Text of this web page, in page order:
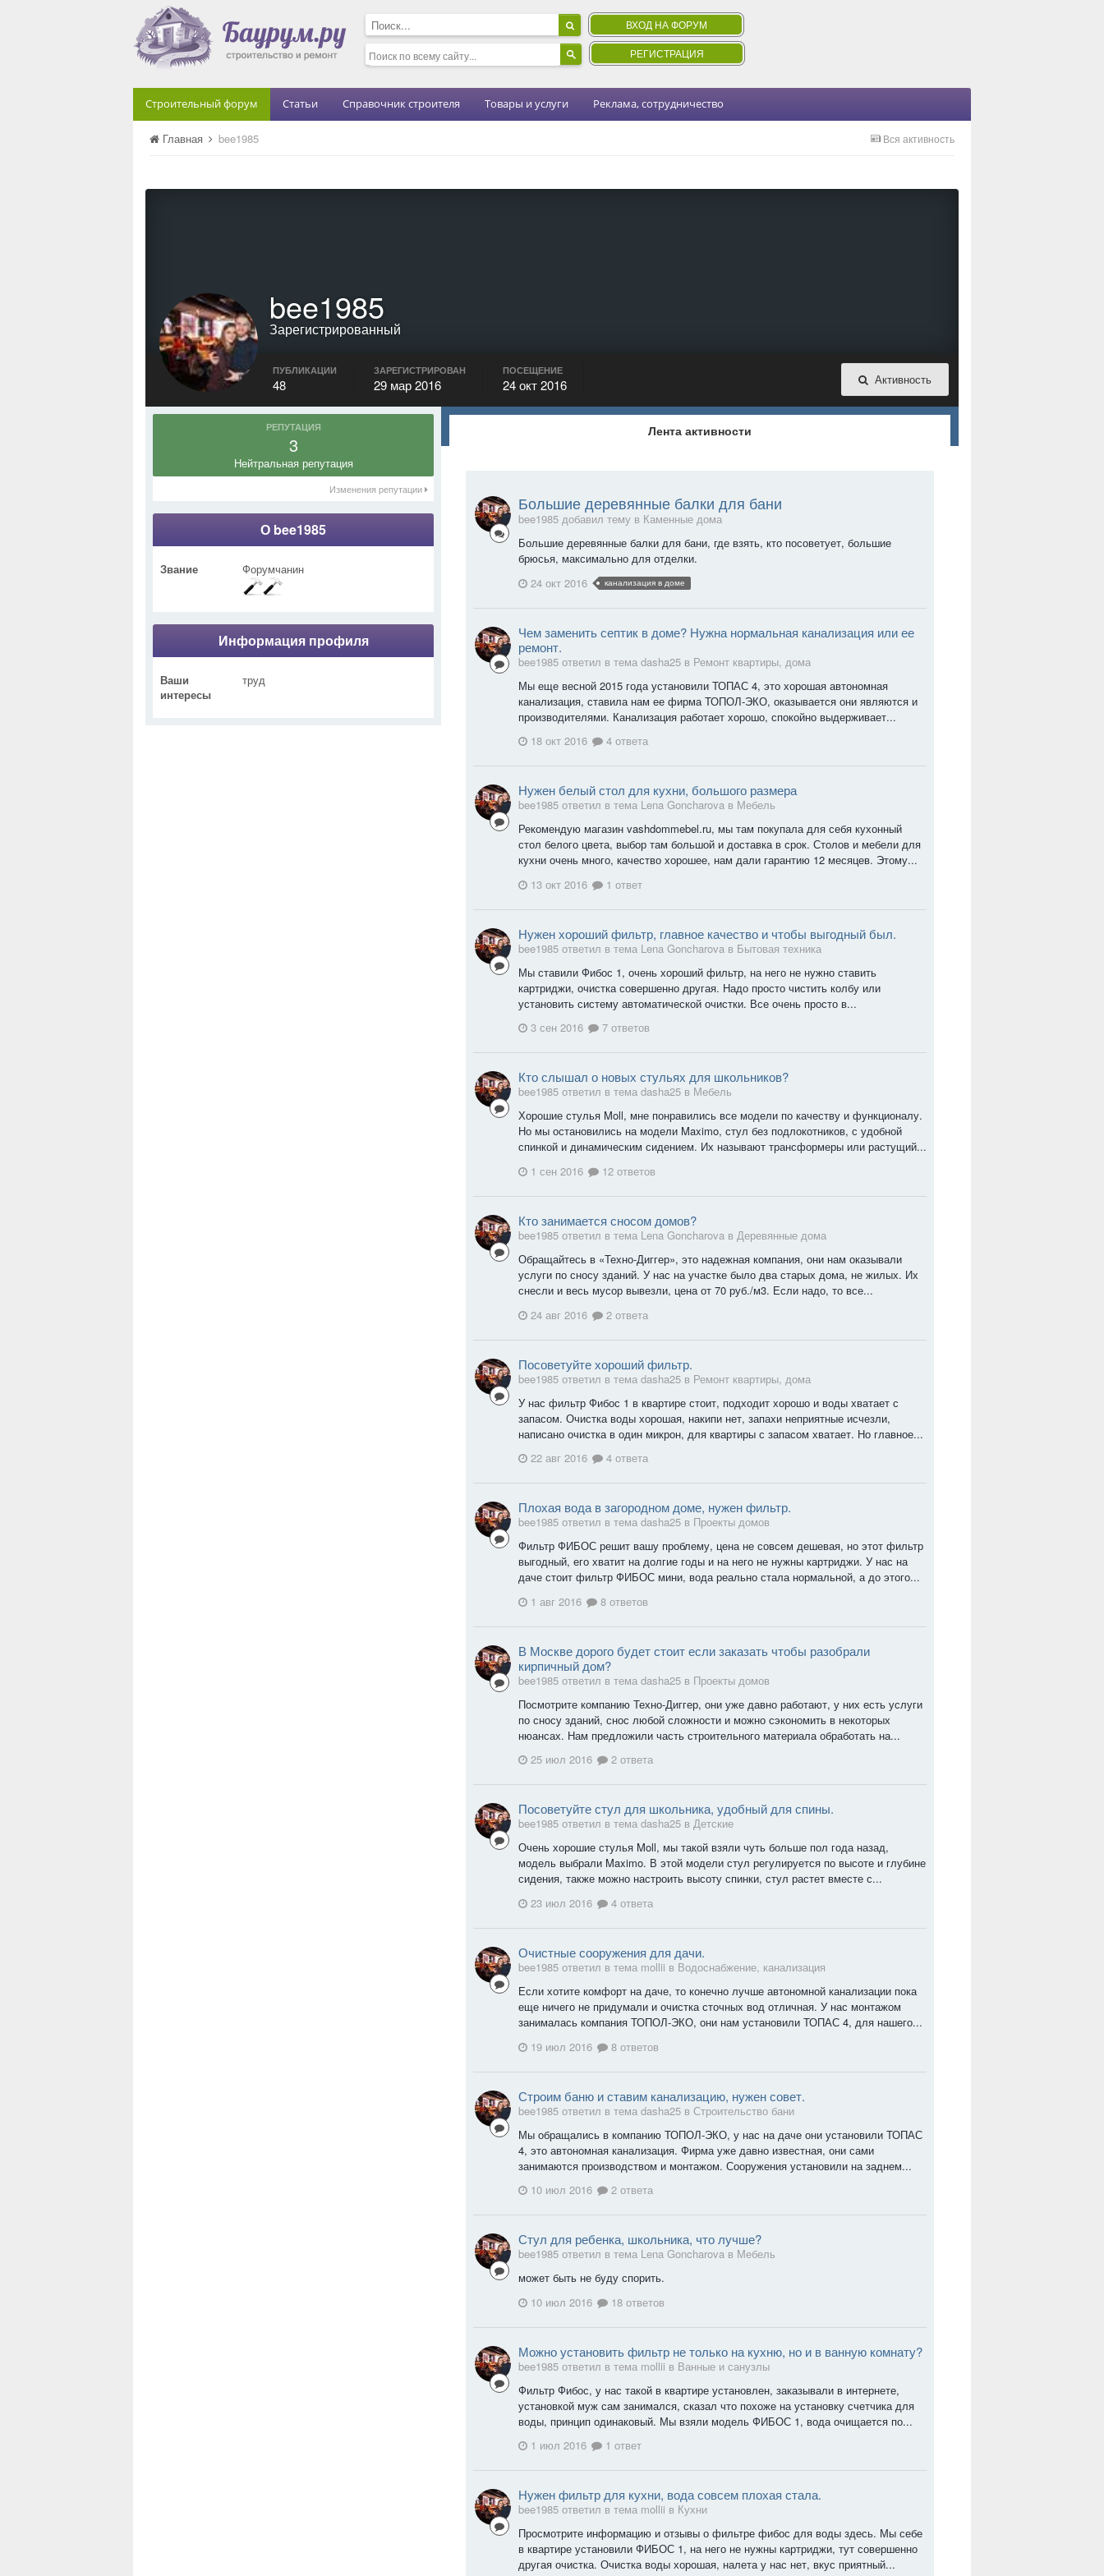
ВХОД НА ФОРУМ
РЕГИСТРАЦИЯ
Строительный форум Статьи Справочник строителя Товары и услуги Реклама, сотрудничество
Вся активность
Главная bee1985
bee1985
Зарегистрированный
Активность
ПУБЛИКАЦИИ
48
ЗАРЕГИСТРИРОВАН
29 мар 2016
ПОСЕЩЕНИЕ
24 окт 2016
РЕПУТАЦИЯ
3
Нейтральная репутация
Изменения репутации
О bee1985
Звание Форумчанин
Информация профиля
Ваши
интересы
труд
Лента активности
Большие деревянные балки для бани
bee1985 добавил тему в Каменные дома
Большие деревянные балки для бани, где взять, кто посоветует, большие
брюсья, максимально для отделки.
24 окт 2016
канализация в доме
Чем заменить септик в доме? Нужна нормальная канализация или ее
ремонт.
bee1985 ответил в тема dasha25 в Ремонт квартиры, дома
Мы еще весной 2015 года установили ТОПАС 4, это хорошая автономная
канализация, ставила нам ее фирма ТОПОЛ-ЭКО, оказывается они являются и
производителями. Канализация работает хорошо, спокойно выдерживает...
18 окт 2016
4 ответа
Нужен белый стол для кухни, большого размера
bee1985 ответил в тема Lena Goncharova в Мебель
Рекомендую магазин vashdommebel.ru, мы там покупала для себя кухонный
стол белого цвета, выбор там большой и доставка в срок. Столов и мебели для
кухни очень много, качество хорошее, нам дали гарантию 12 месяцев. Этому...
13 окт 2016
1 ответ
Нужен хороший фильтр, главное качество и чтобы выгодный был.
bee1985 ответил в тема Lena Goncharova в Бытовая техника
Мы ставили Фибос 1, очень хороший фильтр, на него не нужно ставить
картриджи, очистка совершенно другая. Надо просто чистить колбу или
установить систему автоматической очистки. Все очень просто в...
3 сен 2016
7 ответов
Кто слышал о новых стульях для школьников?
bee1985 ответил в тема dasha25 в Мебель
Хорошие стулья Moll, мне понравились все модели по качеству и функционалу.
Но мы остановились на модели Maximo, стул без подлокотников, с удобной
спинкой и динамическим сидением. Их называют трансформеры или растущий...
1 сен 2016
12 ответов
Кто занимается сносом домов?
bee1985 ответил в тема Lena Goncharova в Деревянные дома
Обращайтесь в «Техно-Диггер», это надежная компания, они нам оказывали
услуги по сносу зданий. У нас на участке было два старых дома, не жилых. Их
снесли и весь мусор вывезли, цена от 70 руб./м3. Если надо, то все...
24 авг 2016
2 ответа
Посоветуйте хороший фильтр.
bee1985 ответил в тема dasha25 в Ремонт квартиры, дома
У нас фильтр Фибос 1 в квартире стоит, подходит хорошо и воды хватает с
запасом. Очистка воды хорошая, накипи нет, запахи неприятные исчезли,
написано очистка в один микрон, для квартиры с запасом хватает. Но главное...
22 авг 2016
4 ответа
Плохая вода в загородном доме, нужен фильтр.
bee1985 ответил в тема dasha25 в Проекты домов
Фильтр ФИБОС решит вашу проблему, цена не совсем дешевая, но этот фильтр
выгодный, его хватит на долгие годы и на него не нужны картриджи. У нас на
даче стоит фильтр ФИБОС мини, вода реально стала нормальной, а до этого...
1 авг 2016
8 ответов
В Москве дорого будет стоит если заказать чтобы разобрали
кирпичный дом?
bee1985 ответил в тема dasha25 в Проекты домов
Посмотрите компанию Техно-Диггер, они уже давно работают, у них есть услуги
по сносу зданий, снос любой сложности и можно сэкономить в некоторых
нюансах. Нам предложили часть строительного материала обработать на...
25 июл 2016
2 ответа
Посоветуйте стул для школьника, удобный для спины.
bee1985 ответил в тема dasha25 в Детские
Очень хорошие стулья Moll, мы такой взяли чуть больше пол года назад,
модель выбрали Maximo. В этой модели стул регулируется по высоте и глубине
сидения, также можно настроить высоту спинки, стул растет вместе с...
23 июл 2016
4 ответа
Очистные сооружения для дачи.
bee1985 ответил в тема mollii в Водоснабжение, канализация
Если хотите комфорт на даче, то конечно лучше автономной канализации пока
еще ничего не придумали и очистка сточных вод отличная. У нас монтажом
занималась компания ТОПОЛ-ЭКО, они нам установили ТОПАС 4, для нашего...
19 июл 2016
8 ответов
Строим баню и ставим канализацию, нужен совет.
bee1985 ответил в тема dasha25 в Строительство бани
Мы обращались в компанию ТОПОЛ-ЭКО, у нас на даче они установили ТОПАС
4, это автономная канализация. Фирма уже давно известная, они сами
занимаются производством и монтажом. Сооружения установили на заднем...
10 июл 2016
2 ответа
Стул для ребенка, школьника, что лучше?
bee1985 ответил в тема Lena Goncharova в Мебель
может быть не буду спорить.
10 июл 2016
18 ответов
Можно установить фильтр не только на кухню, но и в ванную комнату?
bee1985 ответил в тема mollii в Ванные и санузлы
Фильтр Фибос, у нас такой в квартире установлен, заказывали в интернете,
установкой муж сам занимался, сказал что похоже на установку счетчика для
воды, принцип одинаковый. Мы взяли модель ФИБОС 1, вода очищается по...
1 июл 2016
1 ответ
Нужен фильтр для кухни, вода совсем плохая стала.
bee1985 ответил в тема mollii в Кухни
Просмотрите информацию и отзывы о фильтре фибос для воды здесь. Мы себе
в квартире установили ФИБОС 1, на него не нужны картриджи, тут совершенно
другая очистка. Очистка воды хорошая, налета у нас нет, вкус приятный...